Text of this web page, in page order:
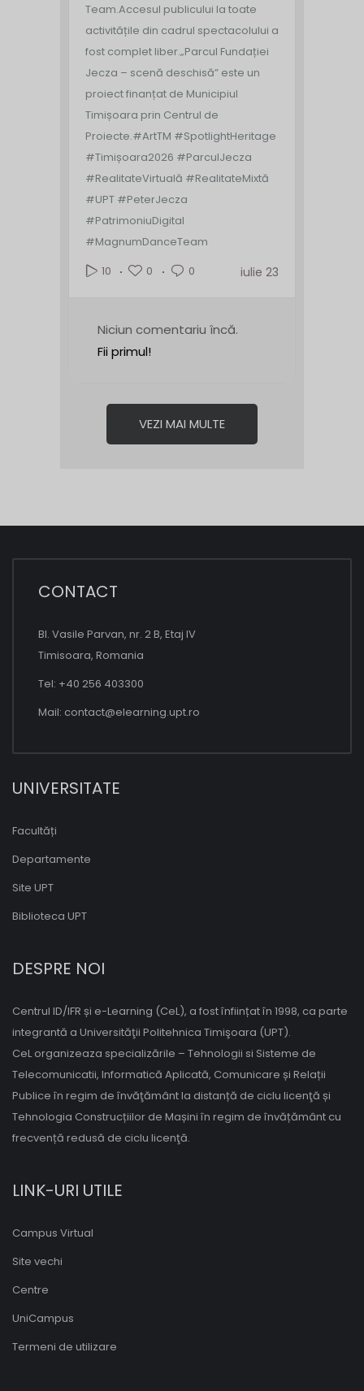
Team.Accesul publicului la toate
activitățile din cadrul spectacolului a
fost complet liber.„Parcul Fundației
Jecza – scenă deschisă” este un
proiect finanțat de Municipiul
Timișoara prin Centrul de
Proiecte.#ArtTM #SpotlightHeritage
#Timișoara2026 #ParculJecza
#RealitateVirtuală #RealitateMixtă
#UPT #PeterJecza
#PatrimoniuDigital
#MagnumDanceTeam
10
0 0 iulie 23
Niciun comentariu încă.
Fii primul!
VEZI MAI MULTE
CONTACT
Bl. Vasile Parvan, nr. 2 B, Etaj IV
Timisoara, Romania
Tel: +40 256 403300
Mail: contact@elearning.upt.ro
UNIVERSITATE
Facultăți
Departamente
Site UPT
Biblioteca UPT
DESPRE NOI
Centrul ID/IFR și e-Learning (CeL), a fost înființat în 1998, ca parte
integrantă a Universităţii Politehnica Timişoara (UPT).
CeL organizeaza specializările – Tehnologii si Sisteme de
Telecomunicatii, Informatică Aplicată, Comunicare și Relații
Publice în regim de învăţământ la distanță de ciclu licenţă și
Tehnologia Construcțiilor de Mașini în regim de învățământ cu
frecvență redusă de ciclu licenţă.
LINK-URI UTILE
Campus Virtual
Site vechi
Centre
UniCampus
Termeni de utilizare